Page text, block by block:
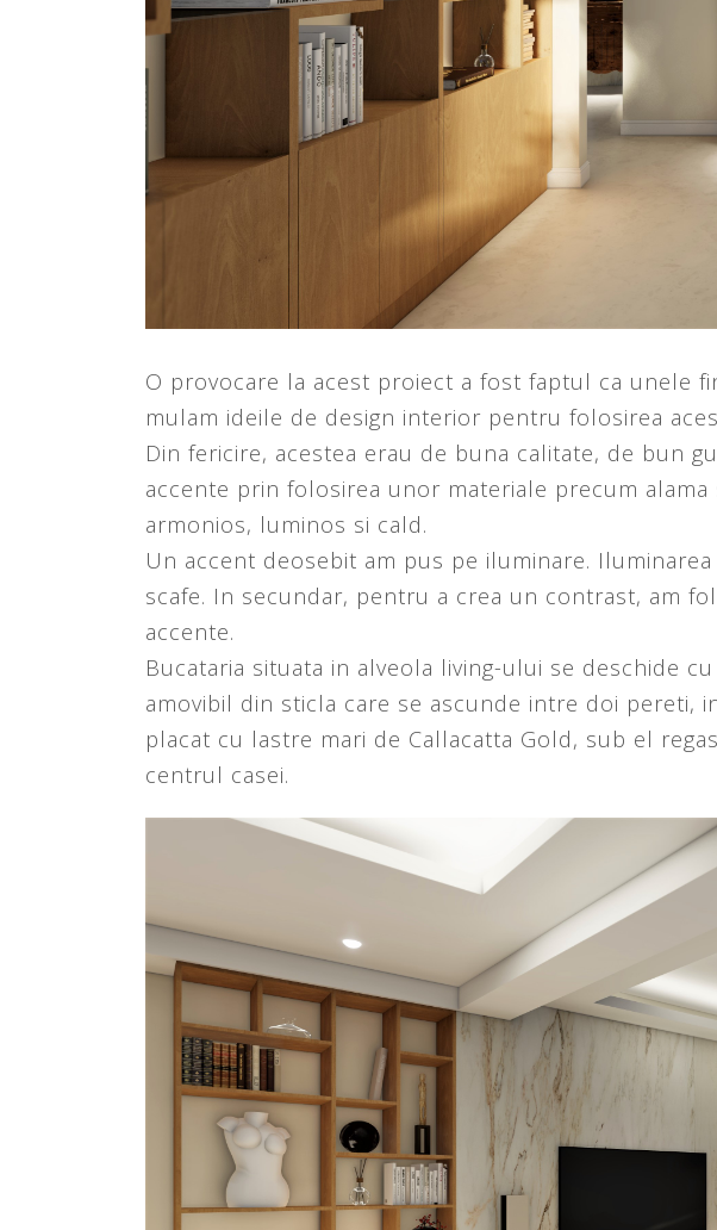
O provocare la acest proiect a fost faptul ca unele
mulam ideile de design interior pentru folosirea
Din fericire, acestea erau de buna calitate, de bun
accente prin folosirea unor materiale precum
armonios, luminos si cald.
Un accent deosebit am pus pe iluminare.
scafe. In secundar, pentru a crea un contrast, am
accente.
Bucataria situata in alveola living-ului se deschide
amovibil din sticla care se ascunde intre doi pereti,
placat cu lastre mari de Callacatta Gold, sub el
centrul casei.